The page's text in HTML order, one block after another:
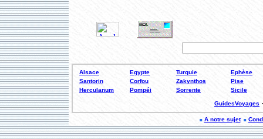
Alsace Egypte Turquie
Ephèse
Santorin
Corfou Zakynthos
Pise
Herculanum
Pompéi Sorrente Sicile
GuidesVoyages
A notre sujet